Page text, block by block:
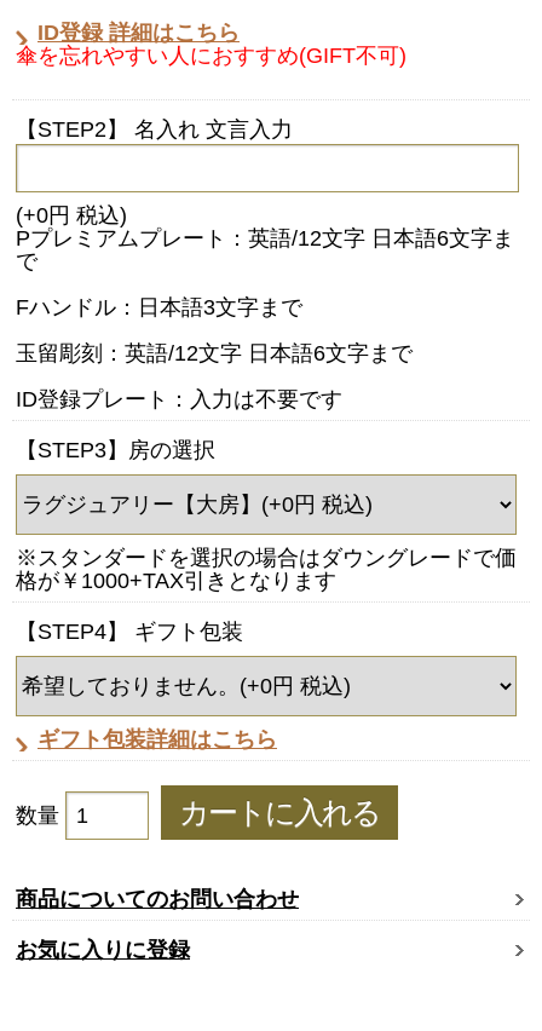
ID登録 詳細はこちら
傘を忘れやすい人におすすめ(GIFT不可)
【STEP2】 名入れ 文言入力
(+0円 税込)
Pプレミアムプレート：英語/12文字 日本語6文字ま
で
Fハンドル：日本語3文字まで
玉留彫刻：英語/12文字 日本語6文字まで
ID登録プレート：入力は不要です
【STEP3】房の選択
※スタンダードを選択の場合はダウングレードで価
格が￥1000+TAX引きとなります
【STEP4】 ギフト包装
ギフト包装詳細はこちら
数量
商品についてのお問い合わせ
お気に入りに登録